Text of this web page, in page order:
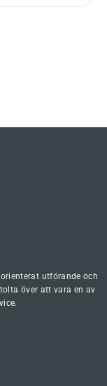
utförande och
över att vara en av